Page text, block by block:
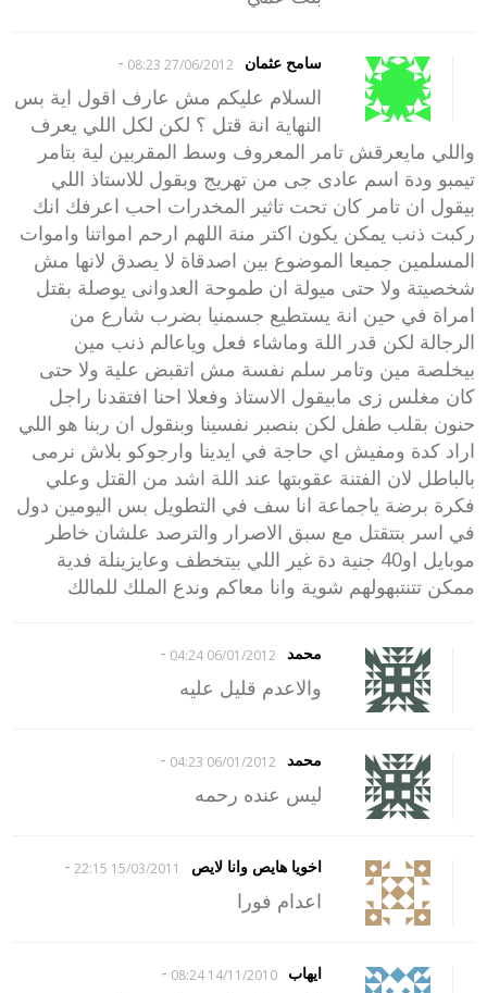
سامح عثمان 27/06/2012 08:23
-
السلام عليكم مش عارف اقول اية بس
النهاية انة قتل ؟ لكن لكل اللي يعرف
واللي مايعرقش تامر المعروف وسط المقربين لية بتامر
تيمبو ودة اسم عادى جى من تهريج وبقول للاستاذ اللي
بيقول ان تامر كان تحت تاثير المخدرات احب اعرفك انك
ركبت ذنب يمكن يكون اكتر منة اللهم ارحم امواتنا واموات
المسلمين جميعا الموضوع بين اصدقاة لا يصدق لانها مش
شخصيتة ولا حتى ميولة ان طموحة العدوانى يوصلة بقتل
امراة في حين انة يستطيع جسمنيا بضرب شارع من
الرجالة لكن قدر اللة وماشاء فعل وياعالم ذنب مين
بيخلصة مين وتامر سلم نفسة مش اتقبض علية ولا حتى
كان مغلس زى مابيقول الاستاذ وفعلا احنا افتقدنا راجل
حنون بقلب طفل لكن بنصبر نفسينا وبنقول ان ربنا هو اللي
اراد كدة ومفيش اي حاجة في ايدينا وارجوكو بلاش نرمى
بالباطل لان الفتنة عقوبتها عند اللة اشد من القتل وعلي
فكرة برضة ياجماعة انا سف في التطويل بس اليومين دول
في اسر بتتقتل مع سبق الاصرار والترصد علشان خاطر
موبايل او40 جنية دة غير اللي بيتخطف وعايزينلة فدية
ممكن تتنتبهولهم شوية وانا معاكم وندع الملك للمالك
محمد 06/01/2012 04:24
-
والاعدم قليل عليه
محمد 06/01/2012 04:23
-
ليس عنده رحمه
اخويا هايص وانا لايص 15/03/2011 22:15
-
اعدام فورا
ايهاب 14/11/2010 08:24
-